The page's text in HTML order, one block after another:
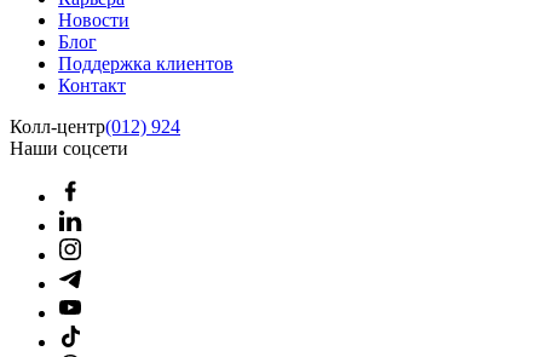
Новости
Блог
Поддержка клиентов
Контакт
Колл-центр(012) 924
Наши соцсети